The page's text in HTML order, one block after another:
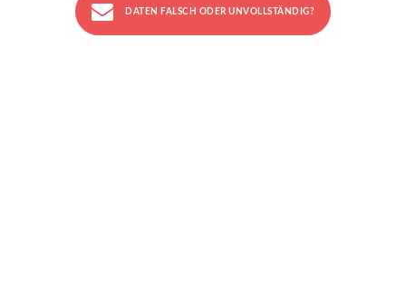
DATEN FALSCH ODER UNVOLLSTÄNDIG?